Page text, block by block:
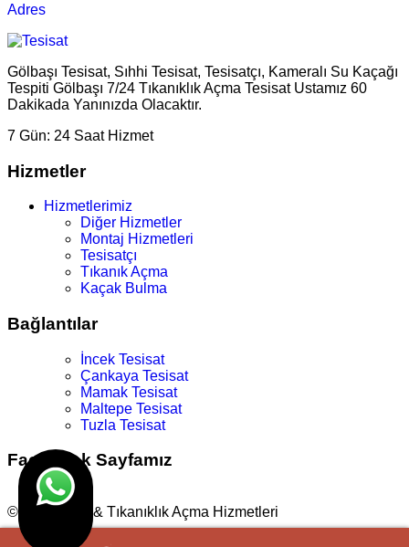
Adres
Gölbaşı Tesisat, Sıhhi Tesisat, Tesisatçı, Kameralı Su Kaçağı
Tespiti Gölbaşı 7/24 Tıkanıklık Açma Tesisat Ustamız 60
Dakikada Yanınızda Olacaktır.
7 Gün: 24 Saat Hizmet
Hizmetler
Hizmetlerimiz
Diğer Hizmetler
Montaj Hizmetleri
Tesisatçı
Tıkanık Açma
Kaçak Bulma
Bağlantılar
İncek Tesisat
Çankaya Tesisat
Mamak Tesisat
Maltepe Tesisat
Tuzla Tesisat
Facebook Sayfamız
© Su Tesisat & Tıkanıklık Açma Hizmetleri
Tasarım